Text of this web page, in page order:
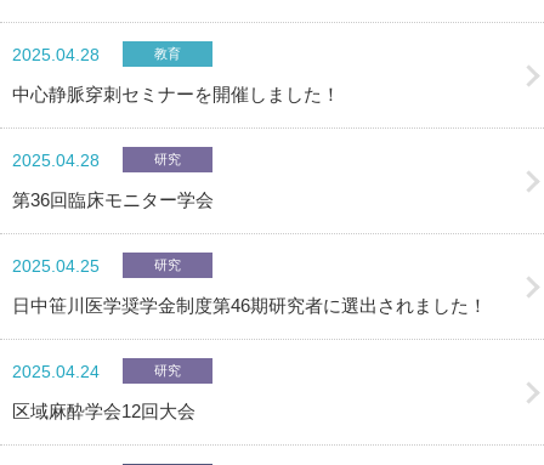
教育
2025.04.28
中心静脈穿刺セミナーを開催しました！
研究
2025.04.28
第36回臨床モニター学会
研究
2025.04.25
日中笹川医学奨学金制度第46期研究者に選出されました！
研究
2025.04.24
区域麻酔学会12回大会